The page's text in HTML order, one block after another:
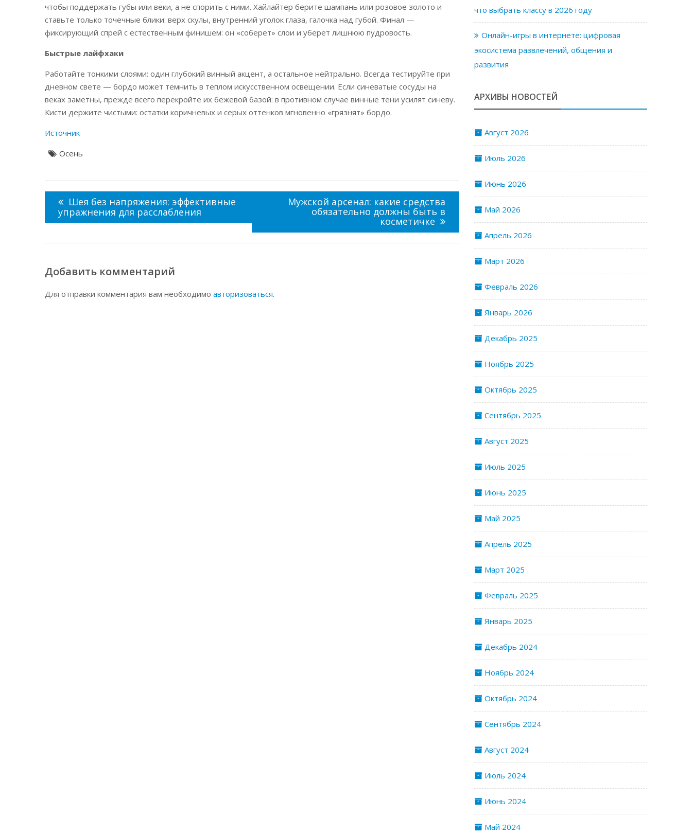
чтобы поддержать губы или веки, а не спорить с ними. Хайлайтер берите шампань или розовое золото и
ставьте только точечные блики: верх скулы, внутренний уголок глаза, галочка над губой. Финал —
фиксирующий спрей с естественным финишем: он «соберет» слои и уберет лишнюю пудровость.
Быстрые лайфхаки
Работайте тонкими слоями: один глубокий винный акцент, а остальное нейтрально. Всегда тестируйте при
дневном свете — бордо может темнить в теплом искусственном освещении. Если синеватые сосуды на
веках заметны, прежде всего перекройте их бежевой базой: в противном случае винные тени усилят синеву.
Кисти держите чистыми: остатки коричневых и серых оттенков мгновенно «грязнят» бордо.
Источник
Осень
Навигация
по
записям
Шея без напряжения: эффективные
упражнения для расслабления
Мужской арсенал: какие средства
обязательно должны быть в
косметичке
Добавить комментарий
Для отправки комментария вам необходимо авторизоваться.
что выбрать классу в 2026 году
Онлайн-игры в интернете: цифровая
экосистема развлечений, общения и
развития
АРХИВЫ НОВОСТЕЙ
Август 2026
Июль 2026
Июнь 2026
Май 2026
Апрель 2026
Март 2026
Февраль 2026
Январь 2026
Декабрь 2025
Ноябрь 2025
Октябрь 2025
Сентябрь 2025
Август 2025
Июль 2025
Июнь 2025
Май 2025
Апрель 2025
Март 2025
Февраль 2025
Январь 2025
Декабрь 2024
Ноябрь 2024
Октябрь 2024
Сентябрь 2024
Август 2024
Июль 2024
Июнь 2024
Май 2024